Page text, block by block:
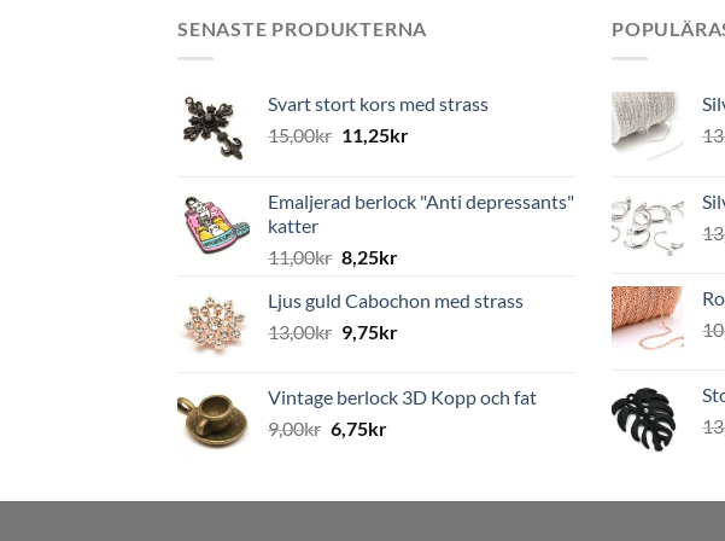
SENASTE PRODUKTERNA
Svart stort kors med strass
15,00kr 11,25kr
Emaljerad berlock "Anti depressants"
katter
11,00kr 8,25kr
Ljus guld Cabochon med strass
13,00kr 9,75kr
Vintage berlock 3D Kopp och fat
9,00kr 6,75kr